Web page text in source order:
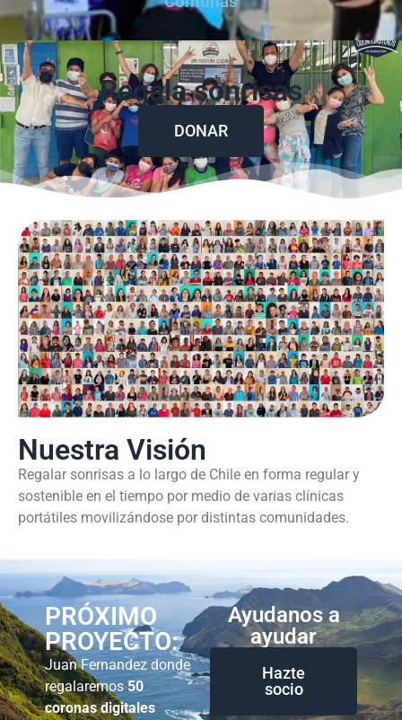
Regala sonrisas
DONAR
Nuestra Visión
Regalar sonrisas a lo largo de Chile en forma regular y
sostenible en el tiempo por medio de varias clínicas
portátiles movilizándose por distintas comunidades.
PRÓXIMO
PROYECTO:
Juan Fernandez donde
regalaremos 50
coronas digitales
Ayudanos a
ayudar
Hazte
socio